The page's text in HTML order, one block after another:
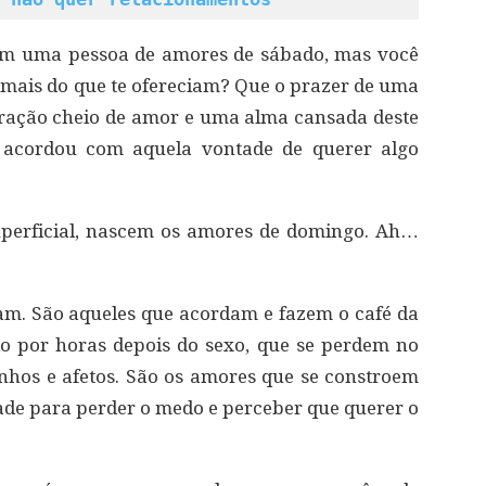
uma pessoa de amores de sábado, mas você
do que te ofereciam? Que o prazer de uma
cheio de amor e uma alma cansada deste
com aquela vontade de querer algo
nascem os amores de domingo. Ah…
São aqueles que acordam e fazem o café da
por horas depois do sexo, que se perdem no
e afetos. São os amores que se constroem
para perder o medo e perceber que querer o